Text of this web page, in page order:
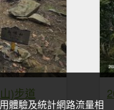
)步道
體驗及統計網路流量相